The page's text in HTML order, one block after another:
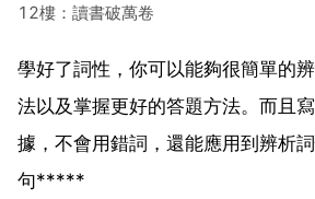
12樓：讀書破萬卷
學好了詞性，你可以能夠很簡單的
法以及掌握更好的答題方法。而且
據，不會用錯詞，還能應用到辨析
句*****